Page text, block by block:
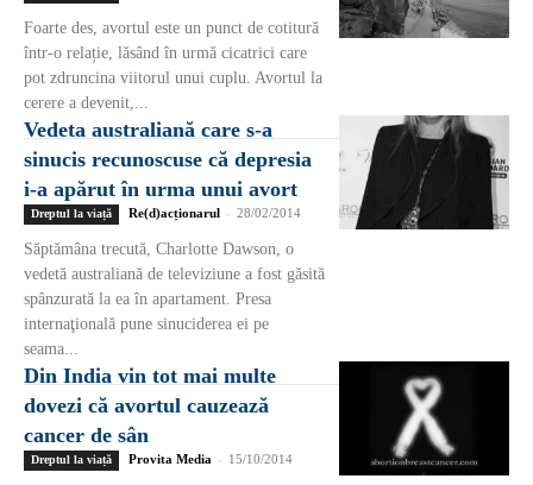
Foarte des, avortul este un punct de cotitură
într-o relație, lăsând în urmă cicatrici care
pot zdruncina viitorul unui cuplu. Avortul la
cerere a devenit,...
Vedeta australiană care s-a
sinucis recunoscuse că depresia
i-a apărut în urma unui avort
Dreptul la viață Re(d)acționarul - 28/02/2014
Săptămâna trecută, Charlotte Dawson, o
vedetă australiană de televiziune a fost găsită
spânzurată la ea în apartament. Presa
internaţională pune sinuciderea ei pe
seama...
Din India vin tot mai multe
dovezi că avortul cauzează
cancer de sân
Dreptul la viață Provita Media - 15/10/2014